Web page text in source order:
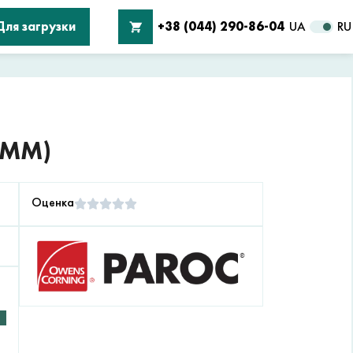
загрузки +38 (044) 290-86-04 UA RU
ММ)
Оценка